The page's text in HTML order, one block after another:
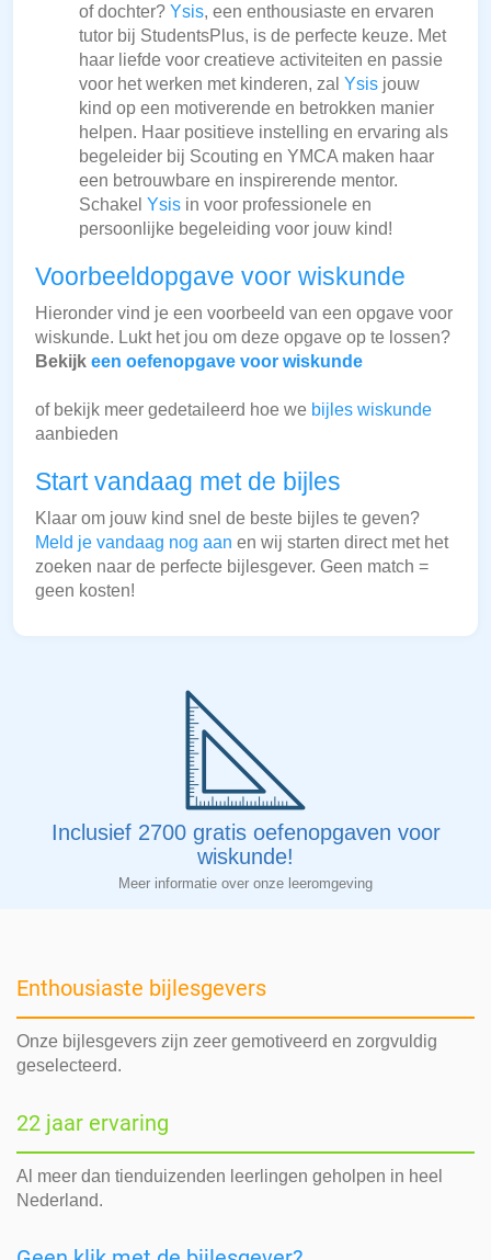
of dochter? Ysis, een enthousiaste en ervaren
tutor bij StudentsPlus, is de perfecte keuze. Met
haar liefde voor creatieve activiteiten en passie
voor het werken met kinderen, zal Ysis jouw
kind op een motiverende en betrokken manier
helpen. Haar positieve instelling en ervaring als
begeleider bij Scouting en YMCA maken haar
een betrouwbare en inspirerende mentor.
Schakel Ysis in voor professionele en
persoonlijke begeleiding voor jouw kind!
Voorbeeldopgave voor wiskunde
Hieronder vind je een voorbeeld van een opgave voor
wiskunde. Lukt het jou om deze opgave op te lossen?
Bekijk een oefenopgave voor wiskunde
of bekijk meer gedetaileerd hoe we bijles wiskunde
aanbieden
Start vandaag met de bijles
Klaar om jouw kind snel de beste bijles te geven?
Meld je vandaag nog aan en wij starten direct met het
zoeken naar de perfecte bijlesgever. Geen match =
geen kosten!
Inclusief 2700 gratis oefenopgaven voor
wiskunde!
Meer informatie over onze leeromgeving
Enthousiaste bijlesgevers
Onze bijlesgevers zijn zeer gemotiveerd en zorgvuldig
geselecteerd.
22 jaar ervaring
Al meer dan tienduizenden leerlingen geholpen in heel
Nederland.